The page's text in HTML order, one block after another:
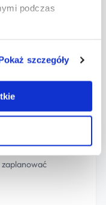
podczas
szczegóły
zaczyna się od
partnerów —
zaplanować